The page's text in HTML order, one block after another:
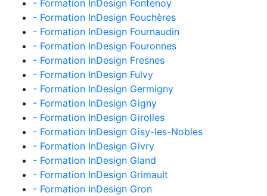
- Formation InDesign Fontenoy
- Formation InDesign Fouchères
- Formation InDesign Fournaudin
- Formation InDesign Fouronnes
- Formation InDesign Fresnes
- Formation InDesign Fulvy
- Formation InDesign Germigny
- Formation InDesign Gigny
- Formation InDesign Girolles
- Formation InDesign Gisy-les-Nobles
- Formation InDesign Givry
- Formation InDesign Gland
- Formation InDesign Grimault
- Formation InDesign Gron